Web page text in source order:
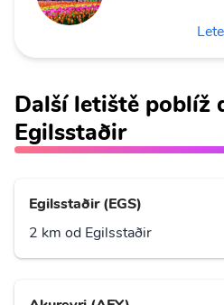
Další letiště poblíž
Egilsstaðir
Egilsstaðir (EGS)
2 km od Egilsstaðir